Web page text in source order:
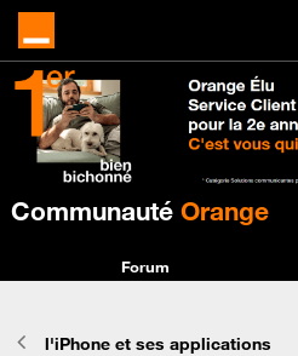
Communauté Orange
Forum
l'iPhone et ses applications